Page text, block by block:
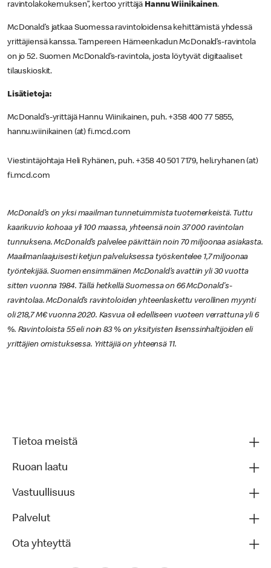
ravintolakokemuksen”, kertoo yrittäjä Hannu Wiinikainen.
McDonald’s jatkaa Suomessa ravintoloidensa kehittämistä yhdessä
yrittäjiensä kanssa. Tampereen Hämeenkadun McDonald’s-ravintola
on jo 52. Suomen McDonald’s-ravintola, josta löytyvät digitaaliset
tilauskioskit.
Lisätietoja:
McDonald’s-yrittäjä Hannu Wiinikainen, puh. +358 400 77 5855,
hannu.wiinikainen (at) fi.mcd.com
Viestintäjohtaja Heli Ryhänen, puh. +358 40 501 7179, heli.ryhanen (at)
fi.mcd.com
McDonald’s on yksi maailman tunnetuimmista tuotemerkeistä. Tuttu
kaarikuvio kohoaa yli 100 maassa, yhteensä noin 37 000 ravintolan
tunnuksena. McDonald’s palvelee päivittäin noin 70 miljoonaa asiakasta.
Maailmanlaajuisesti ketjun palveluksessa työskentelee 1,7 miljoonaa
työntekijää. Suomen ensimmäinen McDonald’s avattiin yli 30 vuotta
sitten vuonna 1984. Tällä hetkellä Suomessa on 66 McDonald's-
ravintolaa. McDonald’s ravintoloiden yhteenlaskettu verollinen myynti
oli 218,7 M€ vuonna 2020. Kasvua oli edelliseen vuoteen verrattuna yli 6
%. Ravintoloista 55 eli noin 83 % on yksityisten lisenssinhaltijoiden eli
yrittäjien omistuksessa. Yrittäjiä on yhteensä 11.
Tietoa meistä
Ruoan laatu
Vastuullisuus
Palvelut
Ota yhteyttä